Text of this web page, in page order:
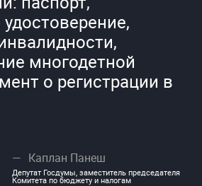
многодетной
о регистрации в
Каплан Панеш
Депутат Госдумы, заместитель председателя
Комитета по бюджету и налогам